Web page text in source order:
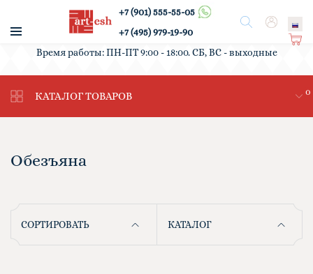
Поиск
+7 (901) 555-55-05
+7 (495) 979-19-90
Ко
ин
а
0
Вход
/
Время работы: ПН-ПТ 9:00 - 18:00. СБ, ВС - выходные
КАТАЛОГ ТОВАРОВ
Обезъяна
СОРТИРОВАТЬ КАТАЛОГ